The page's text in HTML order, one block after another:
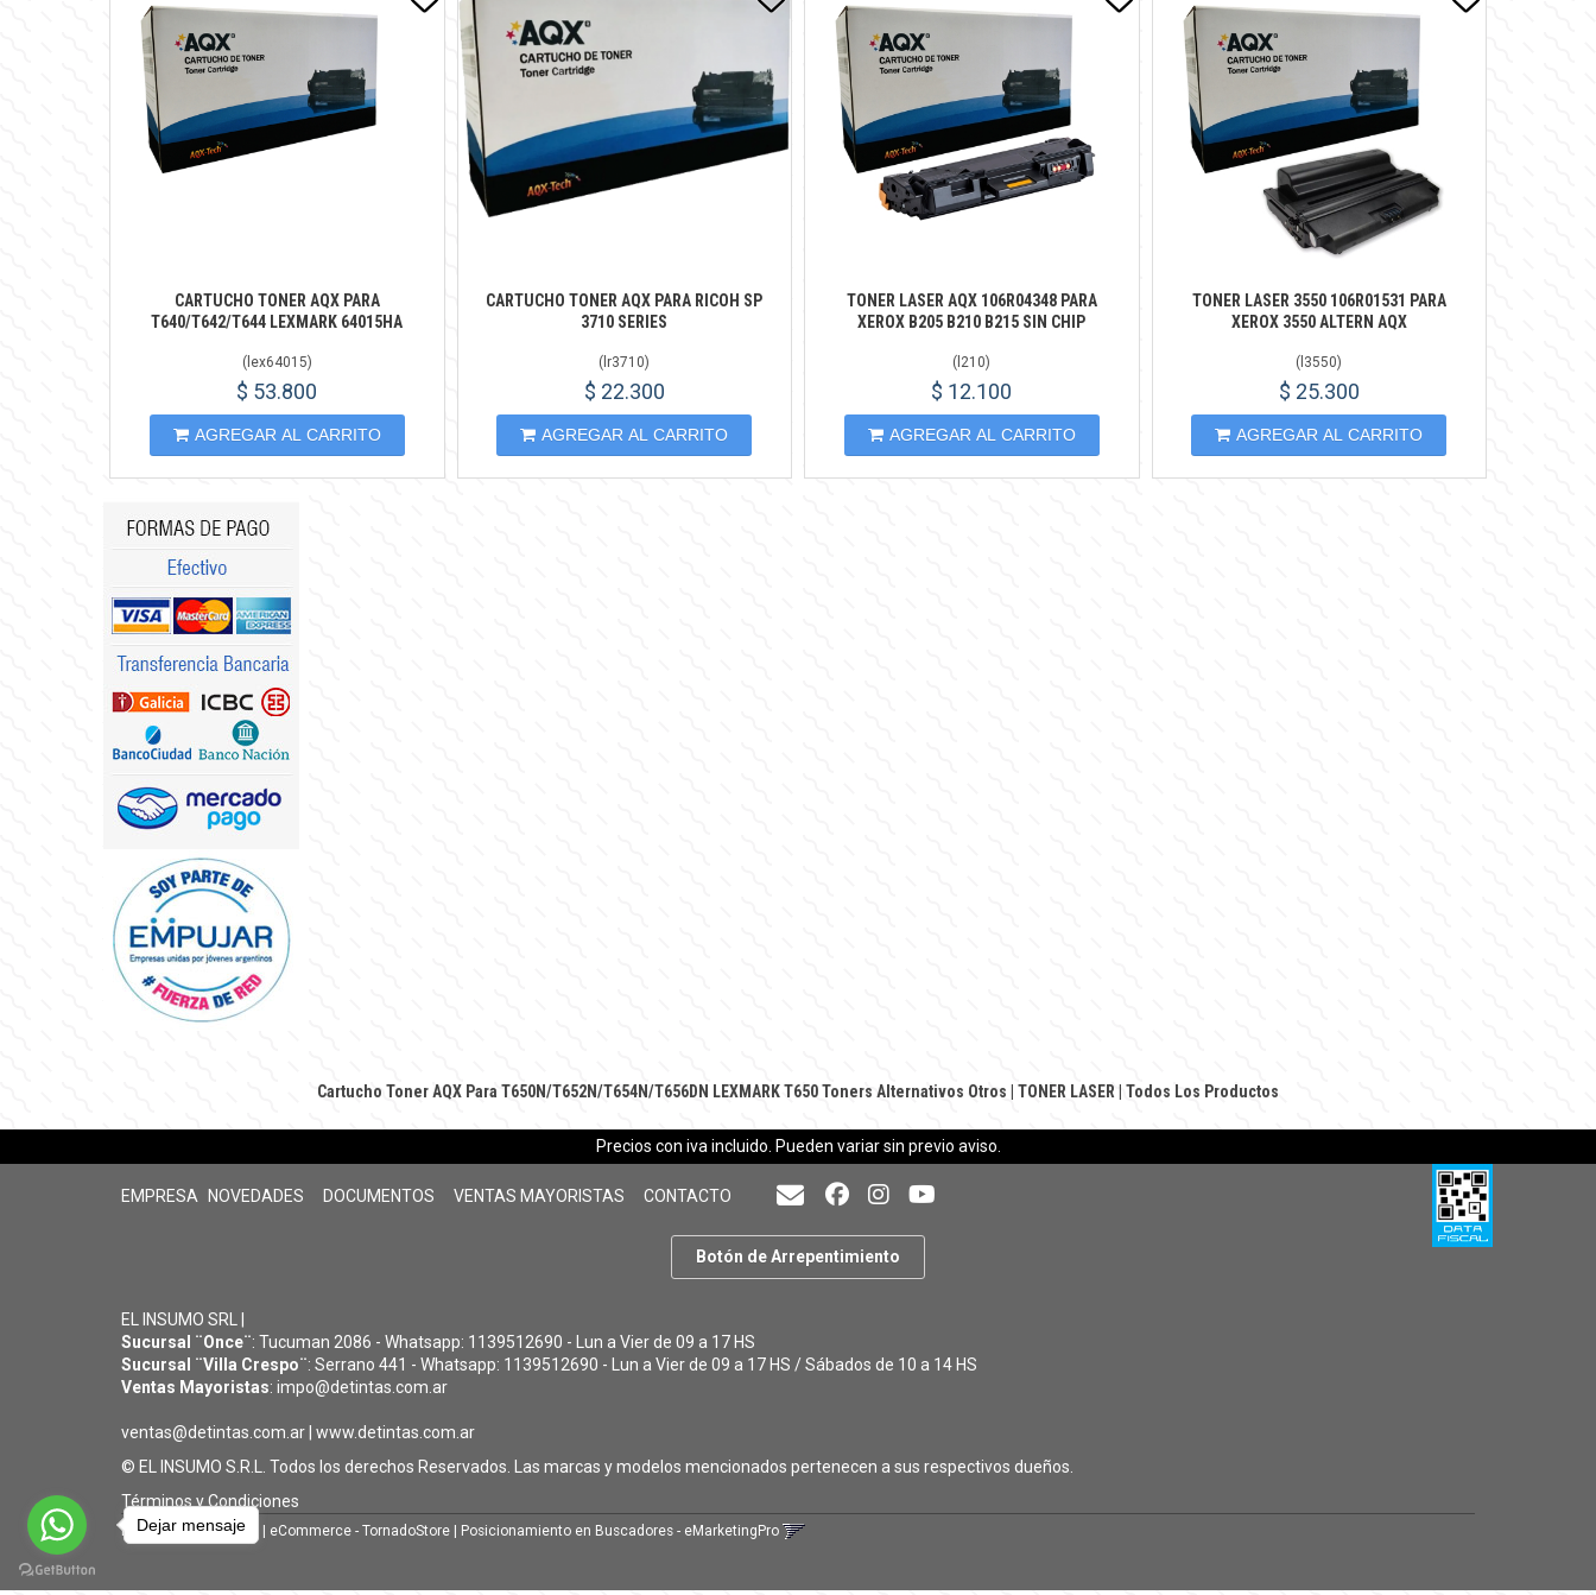
CARTUCHO TONER AQX PARA
T640/T642/T644 LEXMARK 64015HA
( lex64015)
$ 53.800
AGREGAR AL CARRITO
CARTUCHO TONER AQX PARA RICOH SP
3710 SERIES
( lr3710)
$ 22.300
AGREGAR AL CARRITO
TONER LASER AQX 106R04348 PARA
XEROX B205 B210 B215 SIN CHIP
( l210)
$ 12.100
AGREGAR AL CARRITO
TONER LASER 3550 106R01531 PARA
XEROX 3550 ALTERN AQX
( l3550)
$ 25.300
AGREGAR AL CARRITO
Cartucho Toner AQX Para T650N/T652N/T654N/T656DN LEXMARK T650Toners Alternativos Otros TONER LASER Todos Los Productos
Precios con iva incluido. Pueden variar sin previo aviso.
EMPRESA NOVEDADES DOCUMENTOS VENTAS MAYORISTAS CONTACTO
Botón de Arrepentimiento
EL INSUMO SRL |
Sucursal ¨Once¨: Tucuman 2086 - Whatsapp: 1139512690 - Lun a Vier de 09 a 17 HS
Sucursal ¨Villa Crespo¨: Serrano 441 - Whatsapp: 1139512690 - Lun a Vier de 09 a 17 HS / Sábados de 10 a 14 HS
Ventas Mayoristas: impo@detintas.com.ar
ventas@detintas.com.ar www.detintas.com.ar
© EL INSUMO S.R.L. Todos los derechos Reservados. Las marcas y modelos mencionados pertenecen a sus respectivos dueños.
Términos y Condiciones
Diseño Web - NetOne eCommerce - TornadoStore Posicionamiento en Buscadores - eMarketingPro
Dejar mensaje